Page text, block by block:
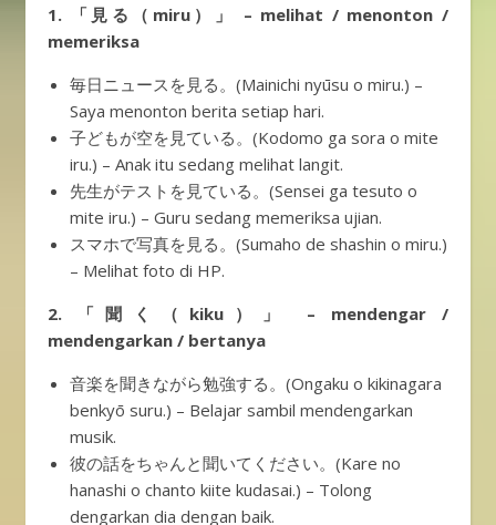
1. 「見る（miru）」 – melihat / menonton /
memeriksa
毎日ニュースを見る。(Mainichi nyūsu o miru.) –
Saya menonton berita setiap hari.
子どもが空を見ている。(Kodomo ga sora o mite
iru.) – Anak itu sedang melihat langit.
先生がテストを見ている。(Sensei ga tesuto o
mite iru.) – Guru sedang memeriksa ujian.
スマホで写真を見る。(Sumaho de shashin o miru.)
– Melihat foto di HP.
2. 「聞く（kiku）」 – mendengar /
mendengarkan / bertanya
音楽を聞きながら勉強する。(Ongaku o kikinagara
benkyō suru.) – Belajar sambil mendengarkan
musik.
彼の話をちゃんと聞いてください。(Kare no
hanashi o chanto kiite kudasai.) – Tolong
dengarkan dia dengan baik.